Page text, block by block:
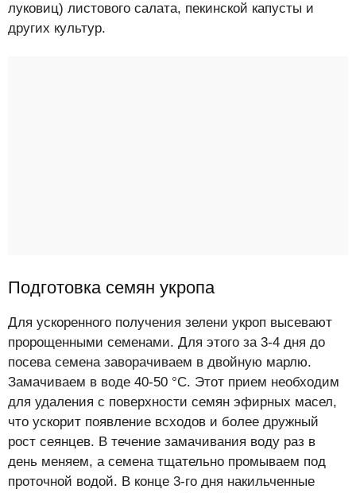
луковиц) листового салата, пекинской капусты и
других культур.
Подготовка семян укропа
Для ускоренного получения зелени укроп высевают
пророщенными семенами. Для этого за 3-4 дня до
посева семена заворачиваем в двойную марлю.
Замачиваем в воде 40-50 °С. Этот прием необходим
для удаления с поверхности семян эфирных масел,
что ускорит появление всходов и более дружный
рост сеянцев. В течение замачивания воду раз в
день меняем, а семена тщательно промываем под
проточной водой. В конце 3-го дня накильченные